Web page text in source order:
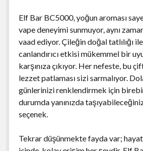
Elf Bar BC5000, yoğun aroması
vape deneyimi sunmuyor, aynı
vaad ediyor. Çileğin doğal tatlılığı
canlandırıcı etkisi mükemmel bir
karşınıza çıkıyor. Her nefeste, bu
lezzet patlaması sizi sarmalıyor.
günlerinizi renklendirmek için
durumda yanınızda
seçenek.
Tekrar düşünmekte fayda var;